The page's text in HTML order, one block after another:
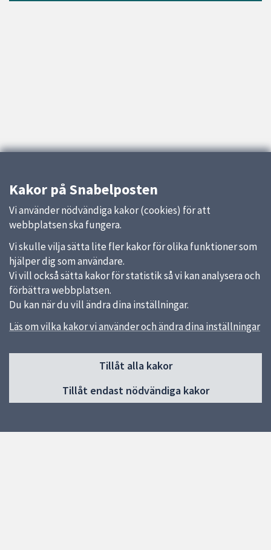
Kakor på Snabelposten
Vi använder nödvändiga kakor (cookies) för att
webbplatsen ska fungera.
Vi skulle vilja sätta lite fler kakor för olika funktioner som
hjälper dig som användare.
Vi vill också sätta kakor för statistik så vi kan analysera och
förbättra webbplatsen.
Du kan när du vill ändra dina inställningar.
Läs om vilka kakor vi använder och ändra dina inställningar
Tillåt alla kakor
Tillåt endast nödvändiga kakor
Sidfot
Vi som jobbar här